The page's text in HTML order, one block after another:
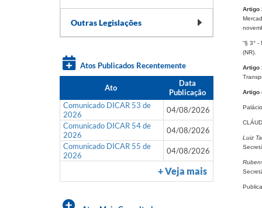
Outras Legislações
Atos Publicados Recentemente
Ato
Data
Publicação
Comunicado DICAR 53 de
2026
04/08/2026
Comunicado DICAR 54 de
2026
04/08/2026
Comunicado DICAR 55 de
2026
04/08/2026
+ Veja mais
Artigo
“§ 3°
(NR).
Artigo
Artigo
Luiz